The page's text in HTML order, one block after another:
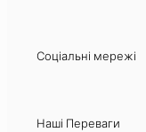
Соціальні мережі
Наші Переваги